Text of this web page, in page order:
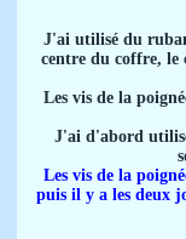
J'ai utilisé du
centre du coffre, le
Les vis de la
J'ai d'abord
Les vis de la
puis il y a les deux